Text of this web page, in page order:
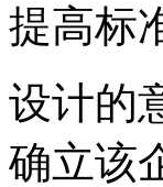
提高标
设计的
确立该